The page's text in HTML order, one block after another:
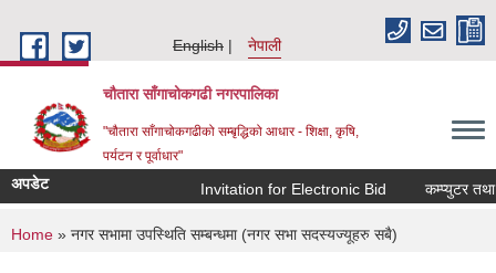
English
नेपाली
चौतारा साँगाचोकगढी नगरपालिका
"चौतारा साँगाचोकगढीको सम्बृद्धिको आधार - शिक्षा, कृषि,
पर्यटन र पूर्वाधार"
अपडेट Invitation for Electronic Bid कम्प्युटर तथा
You are here
Home » नगर सभामा उपस्थिति सम्बन्धमा (नगर सभा सदस्यज्यूहरु सबै)